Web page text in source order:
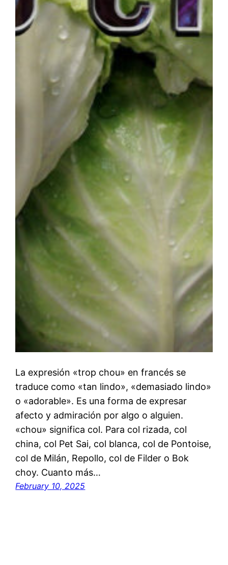
La expresión «trop chou» en francés se
traduce como «tan lindo», «demasiado lindo»
o «adorable». Es una forma de expresar
afecto y admiración por algo o alguien.
«chou» significa col. Para col rizada, col
china, col Pet Sai, col blanca, col de Pontoise,
col de Milán, Repollo, col de Filder o Bok
choy. Cuanto más…
February 10, 2025